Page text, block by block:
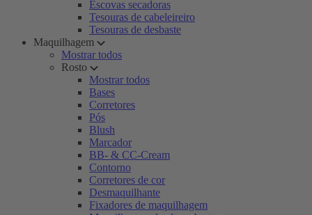
Escovas secadoras
Tesouras de cabeleireiro
Tesouras de desbaste
Maquilhagem
Mostrar todos
Rosto
Mostrar todos
Bases
Corretores
Pós
Blush
Marcador
BB- & CC-Cream
Contorno
Corretores de cor
Desmaquilhante
Fixadores de maquilhagem